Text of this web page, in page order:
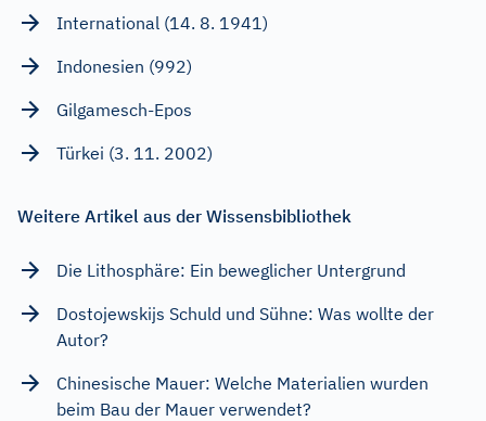
International (14. 8. 1941)
Indonesien (992)
Gilgamesch-Epos
Türkei (3. 11. 2002)
Weitere Artikel aus der Wissensbibliothek
Die Lithosphäre: Ein beweglicher Untergrund
Dostojewskijs Schuld und Sühne: Was wollte der
Autor?
Chinesische Mauer: Welche Materialien wurden
beim Bau der Mauer verwendet?